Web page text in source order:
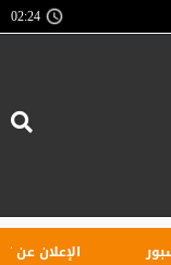
02:24
الإعلان عن